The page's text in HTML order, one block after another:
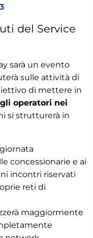
del Service
sarà un evento
sulle attività di
di mettere in
operatori nei
si strutturerà in
concessionarie e ai
incontri riservati
reti di
maggiormente